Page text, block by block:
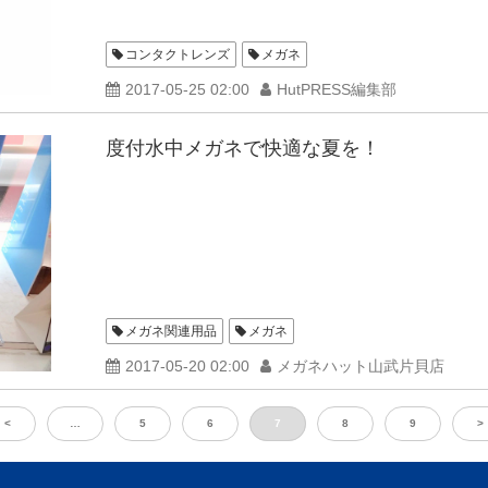
コンタクトレンズ メガネ
2017-05-25 02:00 HutPRESS編集部
度付水中メガネで快適な夏を！
メガネ関連用品 メガネ
2017-05-20 02:00 メガネハット山武片貝店
< 5 6 7 8 9 >